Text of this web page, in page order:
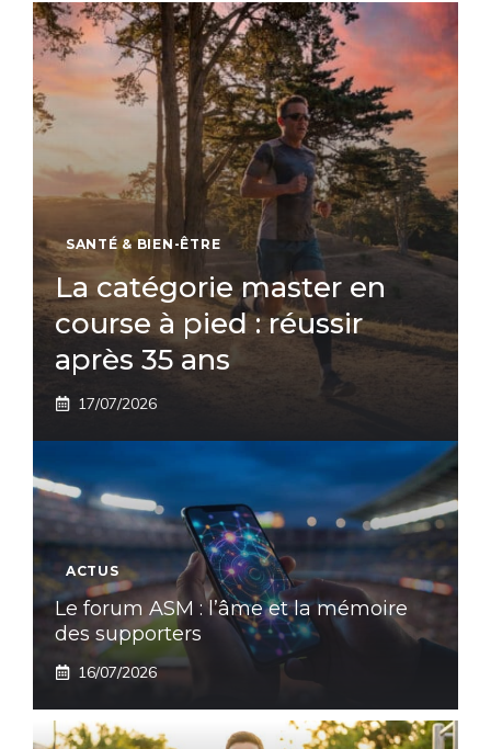
SANTÉ & BIEN-ÊTRE
La catégorie master en
course à pied : réussir
après 35 ans
17/07/2026
ACTUS
Le forum ASM : l’âme et la mémoire
des supporters
16/07/2026